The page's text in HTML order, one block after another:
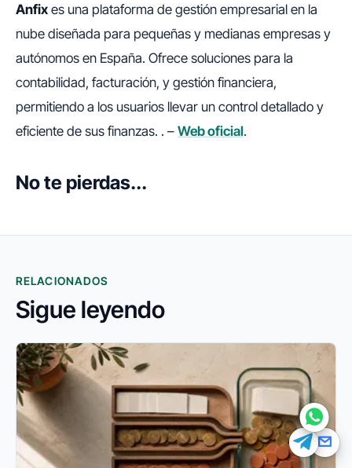
Anfix es una plataforma de gestión empresarial en la
nube diseñada para pequeñas y medianas empresas y
autónomos en España. Ofrece soluciones para la
contabilidad, facturación, y gestión financiera,
permitiendo a los usuarios llevar un control detallado y
eficiente de sus finanzas. . – Web oficial.
No te pierdas...
RELACIONADOS
Sigue leyendo
FINANEDI
Resolver una duda del ERP
Financiación externa
Otro